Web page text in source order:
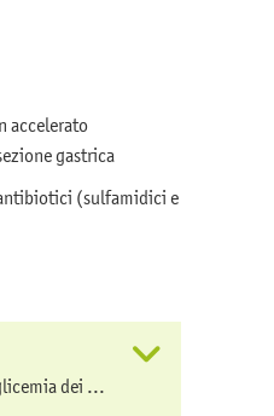
accelerato
gastrica
(sulfamidici e
dei ...